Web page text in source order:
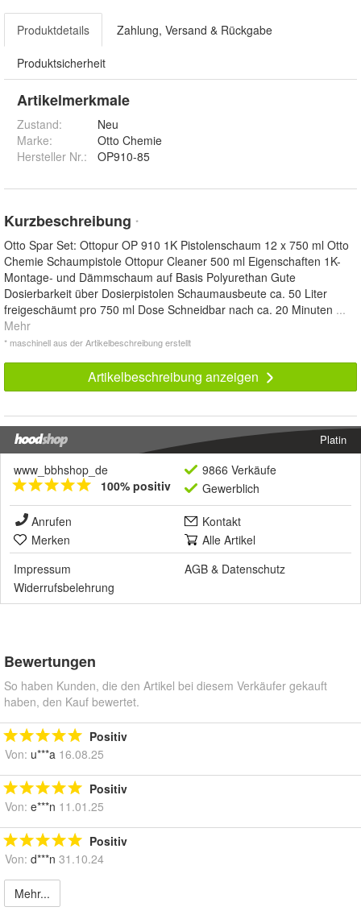
Produktdetails Zahlung, Versand & Rückgabe
Produktsicherheit
Artikelmerkmale
Zustand:
Neu
Marke:
Otto Chemie
Hersteller Nr.:
OP910-85
Kurzbeschreibung *
Otto Spar Set: Ottopur OP 910 1K Pistolenschaum 12 x 750 ml Otto
Chemie Schaumpistole Ottopur Cleaner 500 ml Eigenschaften 1K-
Montage- und Dämmschaum auf Basis Polyurethan Gute
Dosierbarkeit über Dosierpistolen Schaumausbeute ca. 50 Liter
freigeschäumt pro 750 ml Dose Schneidbar nach ca. 20 Minuten ...
Mehr
* maschinell aus der Artikelbeschreibung erstellt
Artikelbeschreibung anzeigen
Platin
www_bbhshop_de
100% positiv
9866 Verkäufe
Gewerblich
Anrufen
Kontakt
Merken
Alle Artikel
Impressum
AGB & Datenschutz
Widerrufsbelehrung
Bewertungen
So haben Kunden, die den Artikel bei diesem Verkäufer gekauft
haben, den Kauf bewertet.
Positiv
Von: u***a 16.08.25
Positiv
Von: e***n 11.01.25
Positiv
Von: d***n 31.10.24
Mehr...